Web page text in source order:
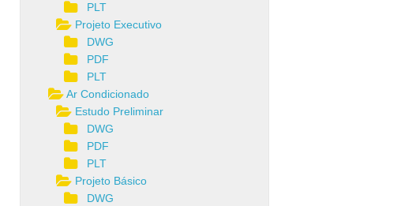
PLT
Projeto Executivo
DWG
PDF
PLT
Ar Condicionado
Estudo Preliminar
DWG
PDF
PLT
Projeto Básico
DWG